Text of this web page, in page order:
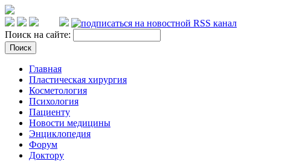
Поиск на сайте:
Главная
Пластическая хирургия
Косметология
Психология
Пациенту
Новости медицины
Энциклопедия
Форум
Доктору